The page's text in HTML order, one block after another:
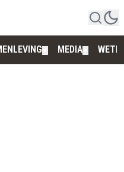
MEDIA